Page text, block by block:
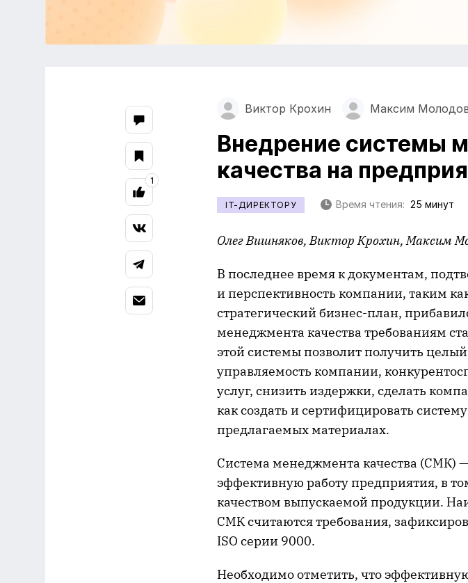
Виктор Крохин Максим
Внедрение системы
качества на
IT-ДИРЕКТОРУ Время чтения: 25 минут
Олег Вишняков, Виктор Крохин, Максим
В последнее время к документам,
и перспективность компании, таким
стратегический бизнес-план,
менеджмента качества требованиям
этой системы позволит получить
управляемость компании,
услуг, снизить издержки, сделать
как создать и сертифицировать
предлагаемых материалах.
Система менеджмента качества (СМК)
эффективную работу предприятия, в
качеством выпускаемой продукции.
СМК считаются требования,
ISO серии 9000.
Необходимо отметить, что
1